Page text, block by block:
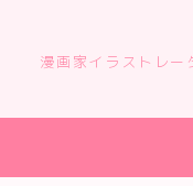
漫画家イラストレー